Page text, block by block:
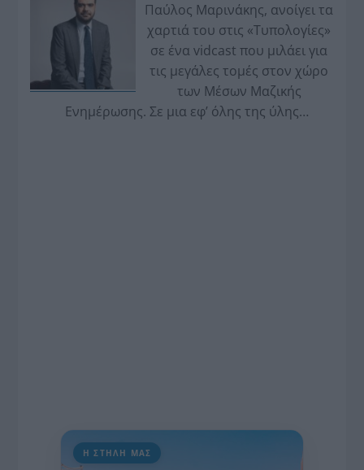
Παύλος Μαρινάκης, ανοίγει τα
χαρτιά του στις «Τυπολογίες»
σε ένα vidcast που μιλάει για
τις μεγάλες τομές στον χώρο
των Μέσων Μαζικής
Ενημέρωσης. Σε μια εφ’ όλης της ύλης
Η ΣΤΗΛΗ ΜΑΣ